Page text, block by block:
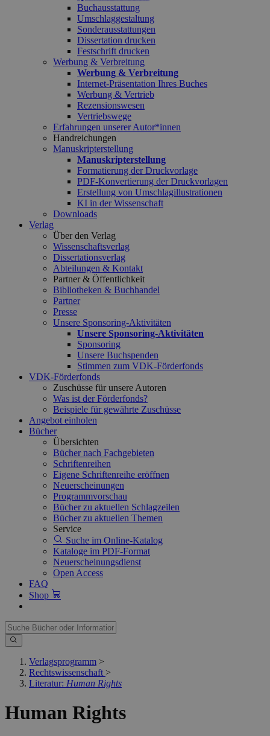
Buchausstattung
Umschlaggestaltung
Sonderausstattungen
Dissertation drucken
Festschrift drucken
Werbung & Verbreitung
Werbung & Verbreitung
Internet-Präsentation Ihres Buches
Werbung & Vertrieb
Rezensionswesen
Vertriebswege
Erfahrungen unserer Autor*innen
Handreichungen
Manuskripterstellung
Manuskripterstellung
Formatierung der Druckvorlage
PDF-Konvertierung der Druckvorlagen
Erstellung von Umschlagillustrationen
KI in der Wissenschaft
Downloads
Verlag
Über den Verlag
Wissenschaftsverlag
Dissertationsverlag
Abteilungen & Kontakt
Partner & Öffentlichkeit
Bibliotheken & Buchhandel
Partner
Presse
Unsere Sponsoring-Aktivitäten
Unsere Sponsoring-Aktivitäten
Sponsoring
Unsere Buchspenden
Stimmen zum VDK-Förderfonds
VDK-Förderfonds
Zuschüsse für unsere Autoren
Was ist der Förderfonds?
Beispiele für gewährte Zuschüsse
Angebot einholen
Bücher
Übersichten
Bücher nach Fachgebieten
Schriftenreihen
Eigene Schriftenreihe eröffnen
Neuerscheinungen
Programmvorschau
Bücher zu aktuellen Schlagzeilen
Bücher zu aktuellen Themen
Service
Suche im Online-Katalog
Kataloge im PDF-Format
Neuerscheinungsdienst
Open Access
FAQ
Shop
Verlagsprogramm >
Rechtswissenschaft >
Literatur: Human Rights
Human Rights